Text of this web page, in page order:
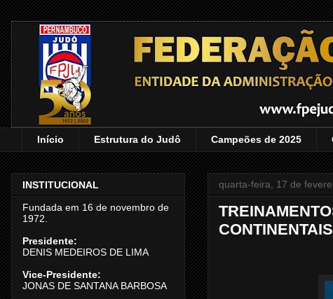
Início Estrutura do Judô Campeões de 2025
quarta-feira, 17 de
CONTINENTAIS
INSTITUCIONAL
Fundada em 16 de novembro de
1972.
Presidente:
DENIS MEDEIROS DE LIMA
Vice-Presidente:
JONAS DE SANTANA BARBOSA